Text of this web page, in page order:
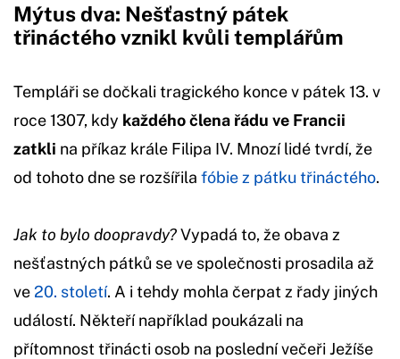
Mýtus dva: Nešťastný pátek
třináctého vznikl kvůli templářům
Templáři se dočkali tragického konce v pátek 13. v
roce 1307, kdy každého člena řádu ve Francii
zatkli na příkaz krále Filipa IV. Mnozí lidé tvrdí, že
od tohoto dne se rozšířila fóbie z pátku třináctého.
Jak to bylo doopravdy?Vypadá to, že obava z
nešťastných pátků se ve společnosti prosadila až
ve 20. století. A i tehdy mohla čerpat z řady jiných
událostí. Někteří například poukázali na
přítomnost třinácti osob na poslední večeři Ježíše